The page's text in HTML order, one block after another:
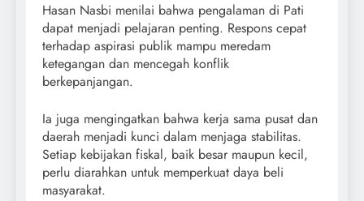
Hasan Nasbi menilai bahwa pengalaman di Pati
dapat menjadi pelajaran penting. Respons cepat
terhadap aspirasi publik mampu meredam
ketegangan dan mencegah konflik
berkepanjangan.
Ia juga mengingatkan bahwa kerja sama pusat dan
daerah menjadi kunci dalam menjaga stabilitas.
Setiap kebijakan fiskal, baik besar maupun kecil,
perlu diarahkan untuk memperkuat daya beli
masyarakat.